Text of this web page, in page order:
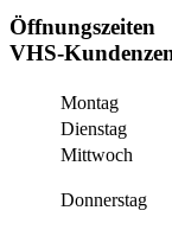
Öffnungszeiten
VHS-
Montag
Dienstag
Mittwoch
Donnerstag